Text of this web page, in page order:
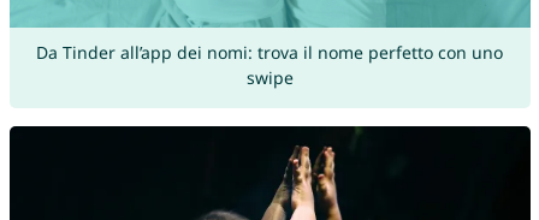
Da Tinder all’app dei nomi: trova il nome perfetto con uno
swipe